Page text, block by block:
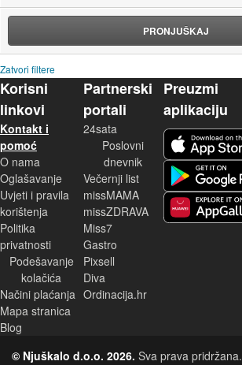
PRONJUŠKAJ
Zatvori filtere
Korisni
linkovi
Kontakt i
pomoć
O nama
Oglašavanje
Uvjeti i pravila
korištenja
Politika
privatnosti
Podešavanje
kolačića
Načini plaćanja
Mapa stranica
Blog
Partnerski
portali
24sata
Poslovni
dnevnik
Večernji list
missMAMA
missZDRAVA
Miss7
Gastro
Pixsell
Diva
Ordinacija.hr
Preuzmi
aplikaciju
© Njuškalo d.o.o. 2026. Sva prava pridržana.